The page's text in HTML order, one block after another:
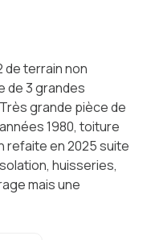
de terrain non
de 3 grandes
grande pièce de
1980, toiture
refaite en 2025 suite
huisseries,
mais une